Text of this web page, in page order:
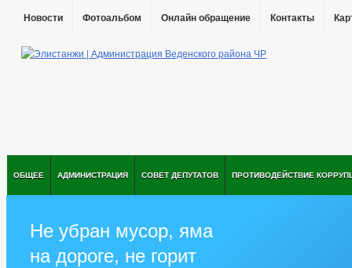
Новости Фотоальбом Онлайн обращение Контакты
ОБЩЕЕ АДМИНИСТРАЦИЯ СОВЕТ ДЕПУТАТОВ ПРОТИВОДЕЙСТВИЕ
Не убран мусор, яма
на дороге, не горит